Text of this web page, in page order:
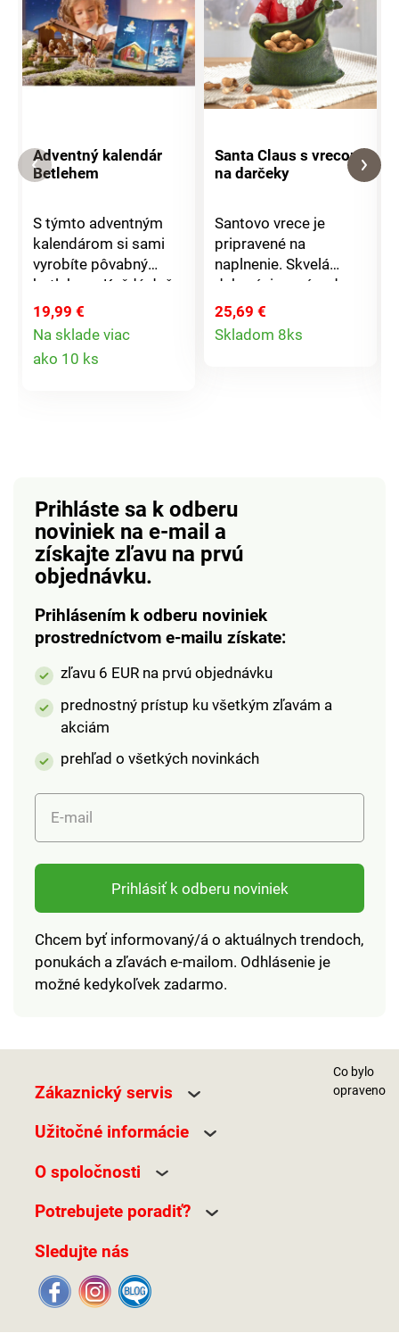
Adventný kalendár
Betlehem
S týmto adventným
kalendárom si sami
vyrobíte pôvabný
betlehem. Každý deň
do Vianoc má tento
adventný kalendár
pripravenú novú
postavičku či súčasť,
Mária a Jozef, traja
králi, pastieri, baránci
a anjeli okolo Ježiška
v jasličkách. Figúrky je
možné ľubovoľne
rozostaviť. Materiál:
drevo, umelý kameň,
13 x 26 cm; figúrky 5
cm.
19,99 €
Na sklade viac
ako 10 ks
Santa Claus s vrecom
na darčeky
Santovo vrece je
pripravené na
naplnenie. Skvelá
dekorácia a nápad na
darček! Dodávané bez
obsahu.
25,69 €
Skladom 8ks
Prihláste sa k odberu
noviniek na e-mail a
získajte zľavu na prvú
objednávku.
Prihlásením k odberu noviniek
prostredníctvom e-mailu získate:
zľavu 6 EUR na prvú objednávku
prednostný prístup ku všetkým zľavám a
akciám
prehľad o všetkých novinkách
E-mail
Prihlásiť k odberu noviniek
Chcem byť informovaný/á o aktuálnych trendoch,
ponukách a zľavách e-mailom. Odhlásenie je
možné kedykoľvek zadarmo.
Zákaznický servis
Užitočné informácie
O spoločnosti
Potrebujete poradiť?
Sledujte nás
Co bylo
opraveno